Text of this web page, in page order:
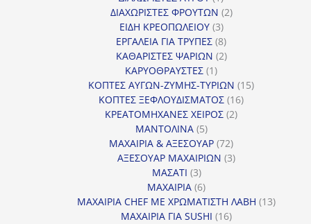
προϊόν
ΔΙΑΧΩΡΙΣΤΕΣ ΦΡΟΥΤΩΝ 22
ΕΙΔΗ ΚΡΕΟΠΩΛΕΙΟΥ 33
προϊόντα
ΕΡΓΑΛΕΙΑ ΓΙΑ ΤΡΥΠΕΣ 88
προϊόντα
ΚΑΘΑΡΙΣΤΕΣ ΨΑΡΙΩΝ 22
ΚΑΡΥΟΘΡΑΥΣΤΕΣ 11
προϊόν
ΚΟΠΤΕΣ ΑΥΓΩΝ-ΖΥΜΗΣ-ΤΥΡΙΩΝ 1515
ΚΟΠΤΕΣ ΞΕΦΛΟΥΔΙΣΜΑΤΟΣ 1616
ΚΡΕΑΤΟΜΗΧΑΝΕΣ ΧΕΙΡΟΣ 22
ΜΑΝΤΟΛΙΝΑ 55
προϊόντα
ΜΑΧΑΙΡΙΑ & ΑΞΕΣΟΥΑΡ 7272
προϊόντα
ΑΞΕΣΟΥΑΡ ΜΑΧΑΙΡΙΩΝ 33
ΜΑΣΑΤΙ 33
προϊόντα
ΜΑΧΑΙΡΙΑ 66
προϊόντα
ΜΑΧΑΙΡΙΑ CHEF ΜΕ ΧΡΩΜΑΤΙΣΤΗ ΛΑΒΗ 1313
ΜΑΧΑΙΡΙΑ ΓΙΑ SUSHI 1616